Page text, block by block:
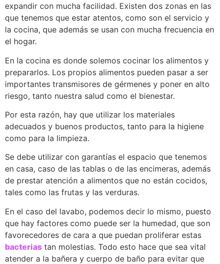
expandir con mucha facilidad. Existen dos zonas en las
que tenemos que estar atentos, como son el servicio y
la cocina, que además se usan con mucha frecuencia en
el hogar.
En la cocina es donde solemos cocinar los alimentos y
prepararlos. Los propios alimentos pueden pasar a ser
importantes transmisores de gérmenes y poner en alto
riesgo, tanto nuestra salud como el bienestar.
Por esta razón, hay que utilizar los materiales
adecuados y buenos productos, tanto para la higiene
como para la limpieza.
Se debe utilizar con garantías el espacio que tenemos
en casa, caso de las tablas o de las encimeras, además
de prestar atención a alimentos que no están cocidos,
tales como las frutas y las verduras.
En el caso del lavabo, podemos decir lo mismo, puesto
que hay factores como puede ser la humedad, que son
favorecedores de cara a que puedan proliferar estas
bacterias tan molestias. Todo esto hace que sea vital
atender a la bañera y cuerpo de baño para evitar que